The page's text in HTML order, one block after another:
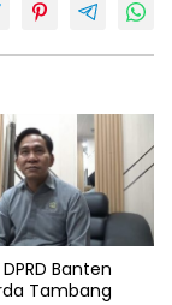
Banten
Tambang